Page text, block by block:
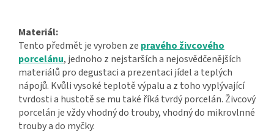
Materiál:
Tento předmět je vyroben ze pravého živcového
porcelánu, jednoho z nejstarších a nejosvědčenějších
materiálů pro degustaci a prezentaci jídel a teplých
nápojů. Kvůli vysoké teplotě výpalu a z toho vyplývající
tvrdosti a hustotě se mu také říká tvrdý porcelán. Živcový
porcelán je vždy vhodný do trouby, vhodný do mikrovlnné
trouby a do myčky.